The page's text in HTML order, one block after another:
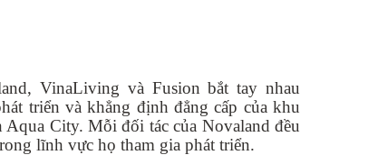
VinaLiving và Fusion bắt tay nhau
triển và khẳng định đẳng cấp của khu
City. Mỗi đối tác của Novaland đều
lĩnh vực họ tham gia phát triển.